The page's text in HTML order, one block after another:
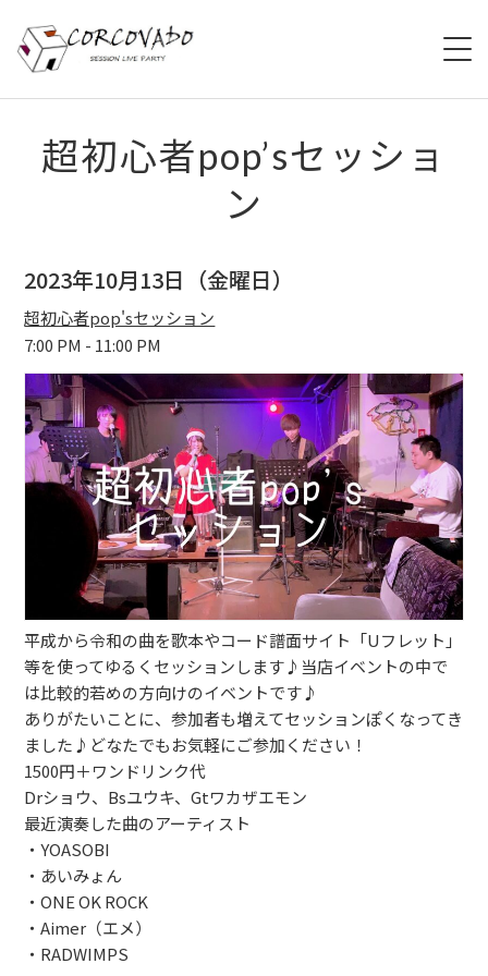
HOME
ABOUT
ACCESS
CONTACT
ブッキングライブ出演者募集！！
楽器機材等
初心者POPS
超初心者pop’sセッショ
ン
2023年10月13日（金曜日）
超初心者pop'sセッション
7:00 PM - 11:00 PM
平成から令和の曲を歌本やコード譜面サイト「Uフレット」
等を使ってゆるくセッションします♪当店イベントの中で
は比較的若めの方向けのイベントです♪
ありがたいことに、参加者も増えてセッションぽくなってき
ました♪どなたでもお気軽にご参加ください！
1500円＋ワンドリンク代
Drショウ、Bsユウキ、Gtワカザエモン
最近演奏した曲のアーティスト
・YOASOBI
・あいみょん
・ONE OK ROCK
・Aimer（エメ）
・RADWIMPS